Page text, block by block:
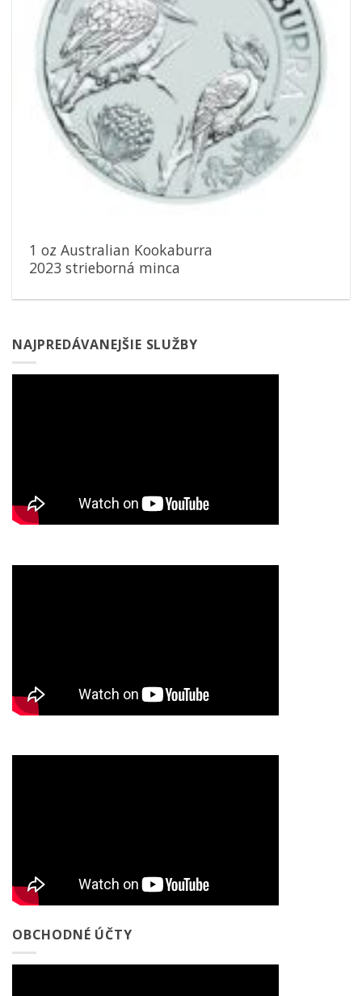
1 oz Australian Kookaburra
2023 strieborná minca
NAJPREDÁVANEJŠIE SLUŽBY
OBCHODNÉ ÚČTY